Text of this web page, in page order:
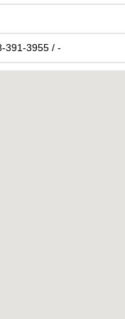
391-3955 / -